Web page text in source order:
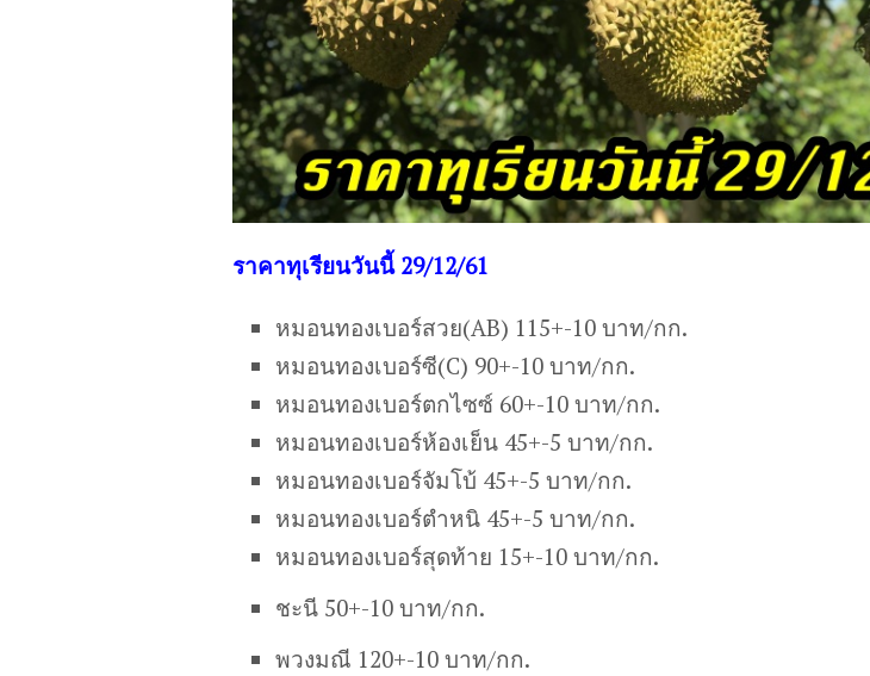
ราคาทุเรียนวันนี้ 29/12/61
หมอนทองเบอร์สวย(AB) 115+-10 บาท/กก.
หมอนทองเบอร์ซี(C) 90+-10 บาท/กก.
หมอนทองเบอร์ตกไซซ์ 60+-10 บาท/กก.
หมอนทองเบอร์ห้องเย็น 45+-5 บาท/กก.
หมอนทองเบอร์จัมโบ้ 45+-5 บาท/กก.
หมอนทองเบอร์ตำหนิ 45+-5 บาท/กก.
หมอนทองเบอร์สุดท้าย 15+-10 บาท/กก.
ชะนี 50+-10 บาท/กก.
พวงมณี 120+-10 บาท/กก.